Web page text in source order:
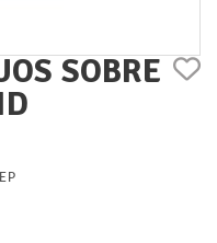
SOBRE